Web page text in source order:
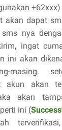
+62xxx)
akan dapat
nya
ingat
ini akan
masing.
akun akan
akan
ini (